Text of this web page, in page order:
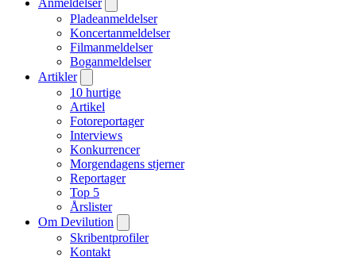
Anmeldelser
Pladeanmeldelser
Koncertanmeldelser
Filmanmeldelser
Boganmeldelser
Artikler
10 hurtige
Artikel
Fotoreportager
Interviews
Konkurrencer
Morgendagens stjerner
Reportager
Top 5
Årslister
Om Devilution
Skribentprofiler
Kontakt